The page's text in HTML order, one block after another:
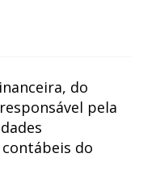
do
pela
do